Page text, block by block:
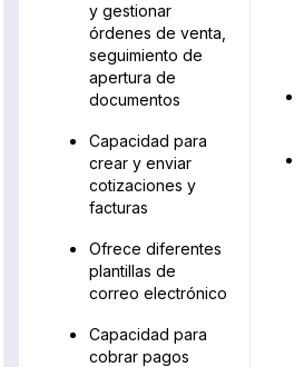
y gestionar
órdenes de venta,
seguimiento de
apertura de
documentos
Capacidad para
crear y enviar
cotizaciones y
facturas
Ofrece diferentes
plantillas de
correo electrónico
Capacidad para
cobrar pagos